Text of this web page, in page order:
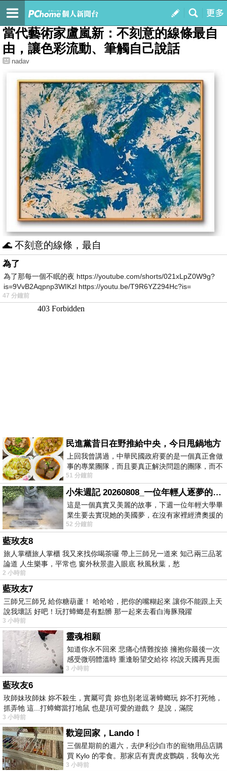
我的
最新文章
當代藝術家盧嵐新：不刻意的線條最自
由，讓色彩流動、筆觸自己說話
nadav
🌊 不刻意的線條，最自
為了
為了那每一個不眠的夜 https://youtube.com/shorts/021xLpZ0W9g?
is=9VvB2Aqpnp3WIKzl https://youtu.be/T9R6YZ294Hc?is=
47 分鐘前
民進黨昔日在野推給中央，今日甩鍋地方
上回我曾講過，中華民國政府要的是一個真正會做
事的專業團隊，而且要真正解決問題的團隊，而不
是只會到處甩鍋的雙標團隊，最近民進黨
51 分鐘前
小朱週記 20260808_一位年輕人逐夢的真實故事
這是一個真實又美麗的故事，下週一位年輕大學畢
業生要去實現她的美國夢，在沒有家裡經濟奧援的
情況下，靠著自我努力工作累積出國基
52 分鐘前
藍玫友8
旅人掌櫃旅人掌櫃 我又來找你喝茶囉 帶上三師兄一道來 知己兩三品茗
論道 人生樂事，平常也 窗外秋景盡入眼底 秋風秋葉，愁
2 小時前
藍玫友7
三師兄三師兄 給你糖葫蘆！ 哈哈哈，把你的嘴糊起來 讓你不能跟上天
說我壞話 好吧！玩打蟑螂是有點髒 那一起來去看白海豚飛躍
3 小時前
靈魂相願
知道你永不回來 悲痛心情難按捺 擁抱你最後一次
感受微弱體溫時 重逢盼望交給祢 祢說天國再見面
此刻忍淚說別離 他日靈魂再
3 小時前
藍玫友6
玫師妹玫師妹 妳不殺生，實屬可貴 妳也別老逗著蟑螂玩 妳不打死牠，
抓弄牠 這...打蟑螂當打地鼠 也是項可愛的遊戲？ 是說，滿院
3 小時前
歡迎回家，Lando！
三個星期前的週六，去伊利沙白市的寵物用品店購
買 Kylo 的零食。那家店有賣虎皮鸚鵡，我每次光
顧都會去看一下。他們偶爾會引進 C
3 小時前